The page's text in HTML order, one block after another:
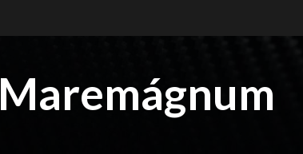
Maremágnum